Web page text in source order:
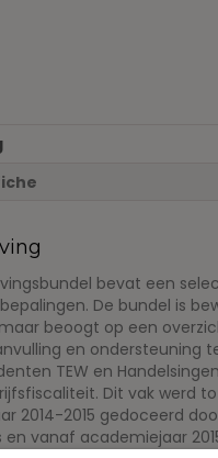
bevat een
De bundel is
beoogt op een
en ondersteuning
TEW en
Dit vak werd
2014-2015 gedoceerd
en vanaf academiejaar